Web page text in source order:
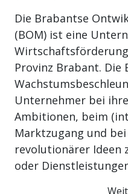
Die Brabantse
(BOM) ist eine
Provinz Brabant. Die
Unternehmer bei
Ambitionen, beim
Marktzugang und
revolutionärer Ideen
oder